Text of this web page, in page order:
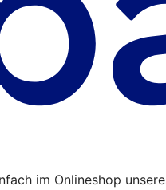
im Onlineshop